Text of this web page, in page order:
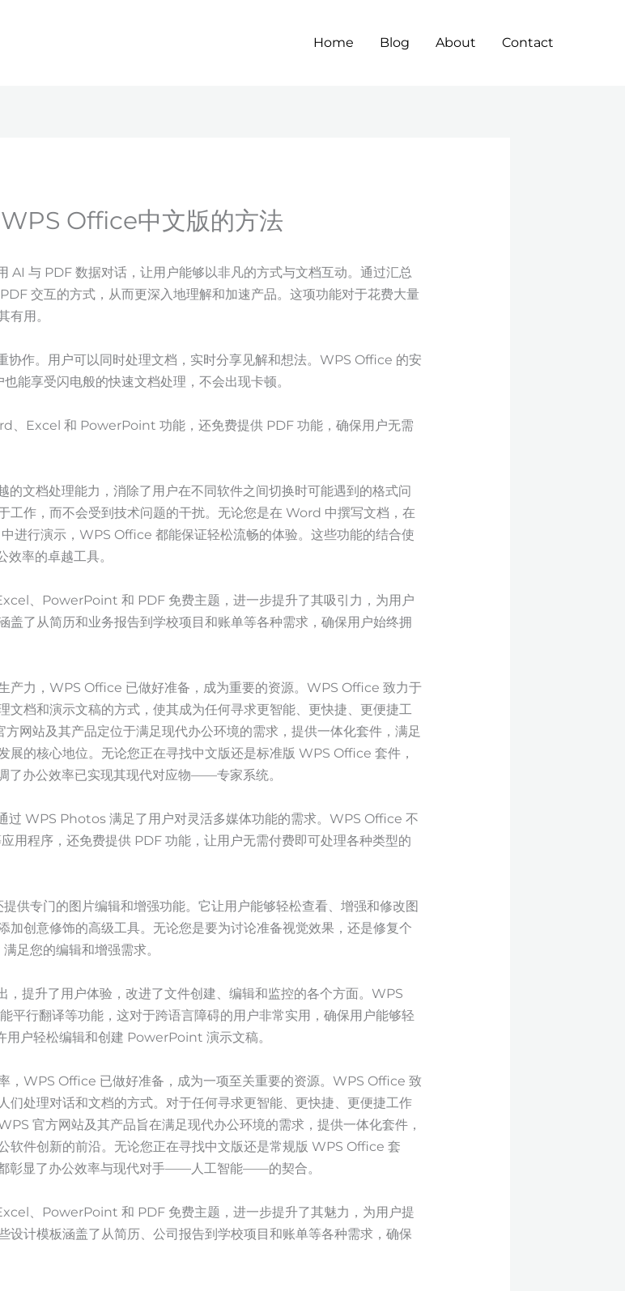
Home Blog About Contact
Office中文版的方法
AI 与 PDF 数据对话，让用户能够以非凡的方式与文档互动。通过汇总
交互的方式，从而更深入地理解和加速产品。这项功能对于花费大量
有用。
作。用户可以同时处理文档，实时分享见解和想法。WPS Office 的安
能享受闪电般的快速文档处理，不会出现卡顿。
、Excel 和 PowerPoint 功能，还免费提供 PDF 功能，确保用户无需
文档处理能力，消除了用户在不同软件之间切换时可能遇到的格式问
工作，而不会受到技术问题的干扰。无论您是在 Word 中撰写文档，在
进行演示，WPS Office 都能保证轻松流畅的体验。这些功能的结合使
率的卓越工具。
、PowerPoint 和 PDF 免费主题，进一步提升了其吸引力，为用户
盖了从简历和业务报告到学校项目和账单等各种需求，确保用户始终拥
产力，WPS Office 已做好准备，成为重要的资源。WPS Office 致力于
文档和演示文稿的方式，使其成为任何寻求更智能、更快捷、更便捷工
网站及其产品定位于满足现代办公环境的需求，提供一体化套件，满足
展的核心地位。无论您正在寻找中文版还是标准版 WPS Office 套件，
了办公效率已实现其现代对应物——专家系统。
过 WPS Photos 满足了用户对灵活多媒体功能的需求。WPS Office 不
程序，还免费提供 PDF 功能，让用户无需付费即可处理各种类型的
供专门的图片编辑和增强功能。它让用户能够轻松查看、增强和修改图
加创意修饰的高级工具。无论您是要为讨论准备视觉效果，还是修复个
足您的编辑和增强需求。
提升了用户体验，改进了文件创建、编辑和监控的各个方面。WPS
平行翻译等功能，这对于跨语言障碍的用户非常实用，确保用户能够轻
户轻松编辑和创建 PowerPoint 演示文稿。
，WPS Office 已做好准备，成为一项至关重要的资源。WPS Office 致
们处理对话和文档的方式。对于任何寻求更智能、更快捷、更便捷工作
官方网站及其产品旨在满足现代办公环境的需求，提供一体化套件，
软件创新的前沿。无论您正在寻找中文版还是常规版 WPS Office 套
彰显了办公效率与现代对手——人工智能——的契合。
、PowerPoint 和 PDF 免费主题，进一步提升了其魅力，为用户提
设计模板涵盖了从简历、公司报告到学校项目和账单等各种需求，确保